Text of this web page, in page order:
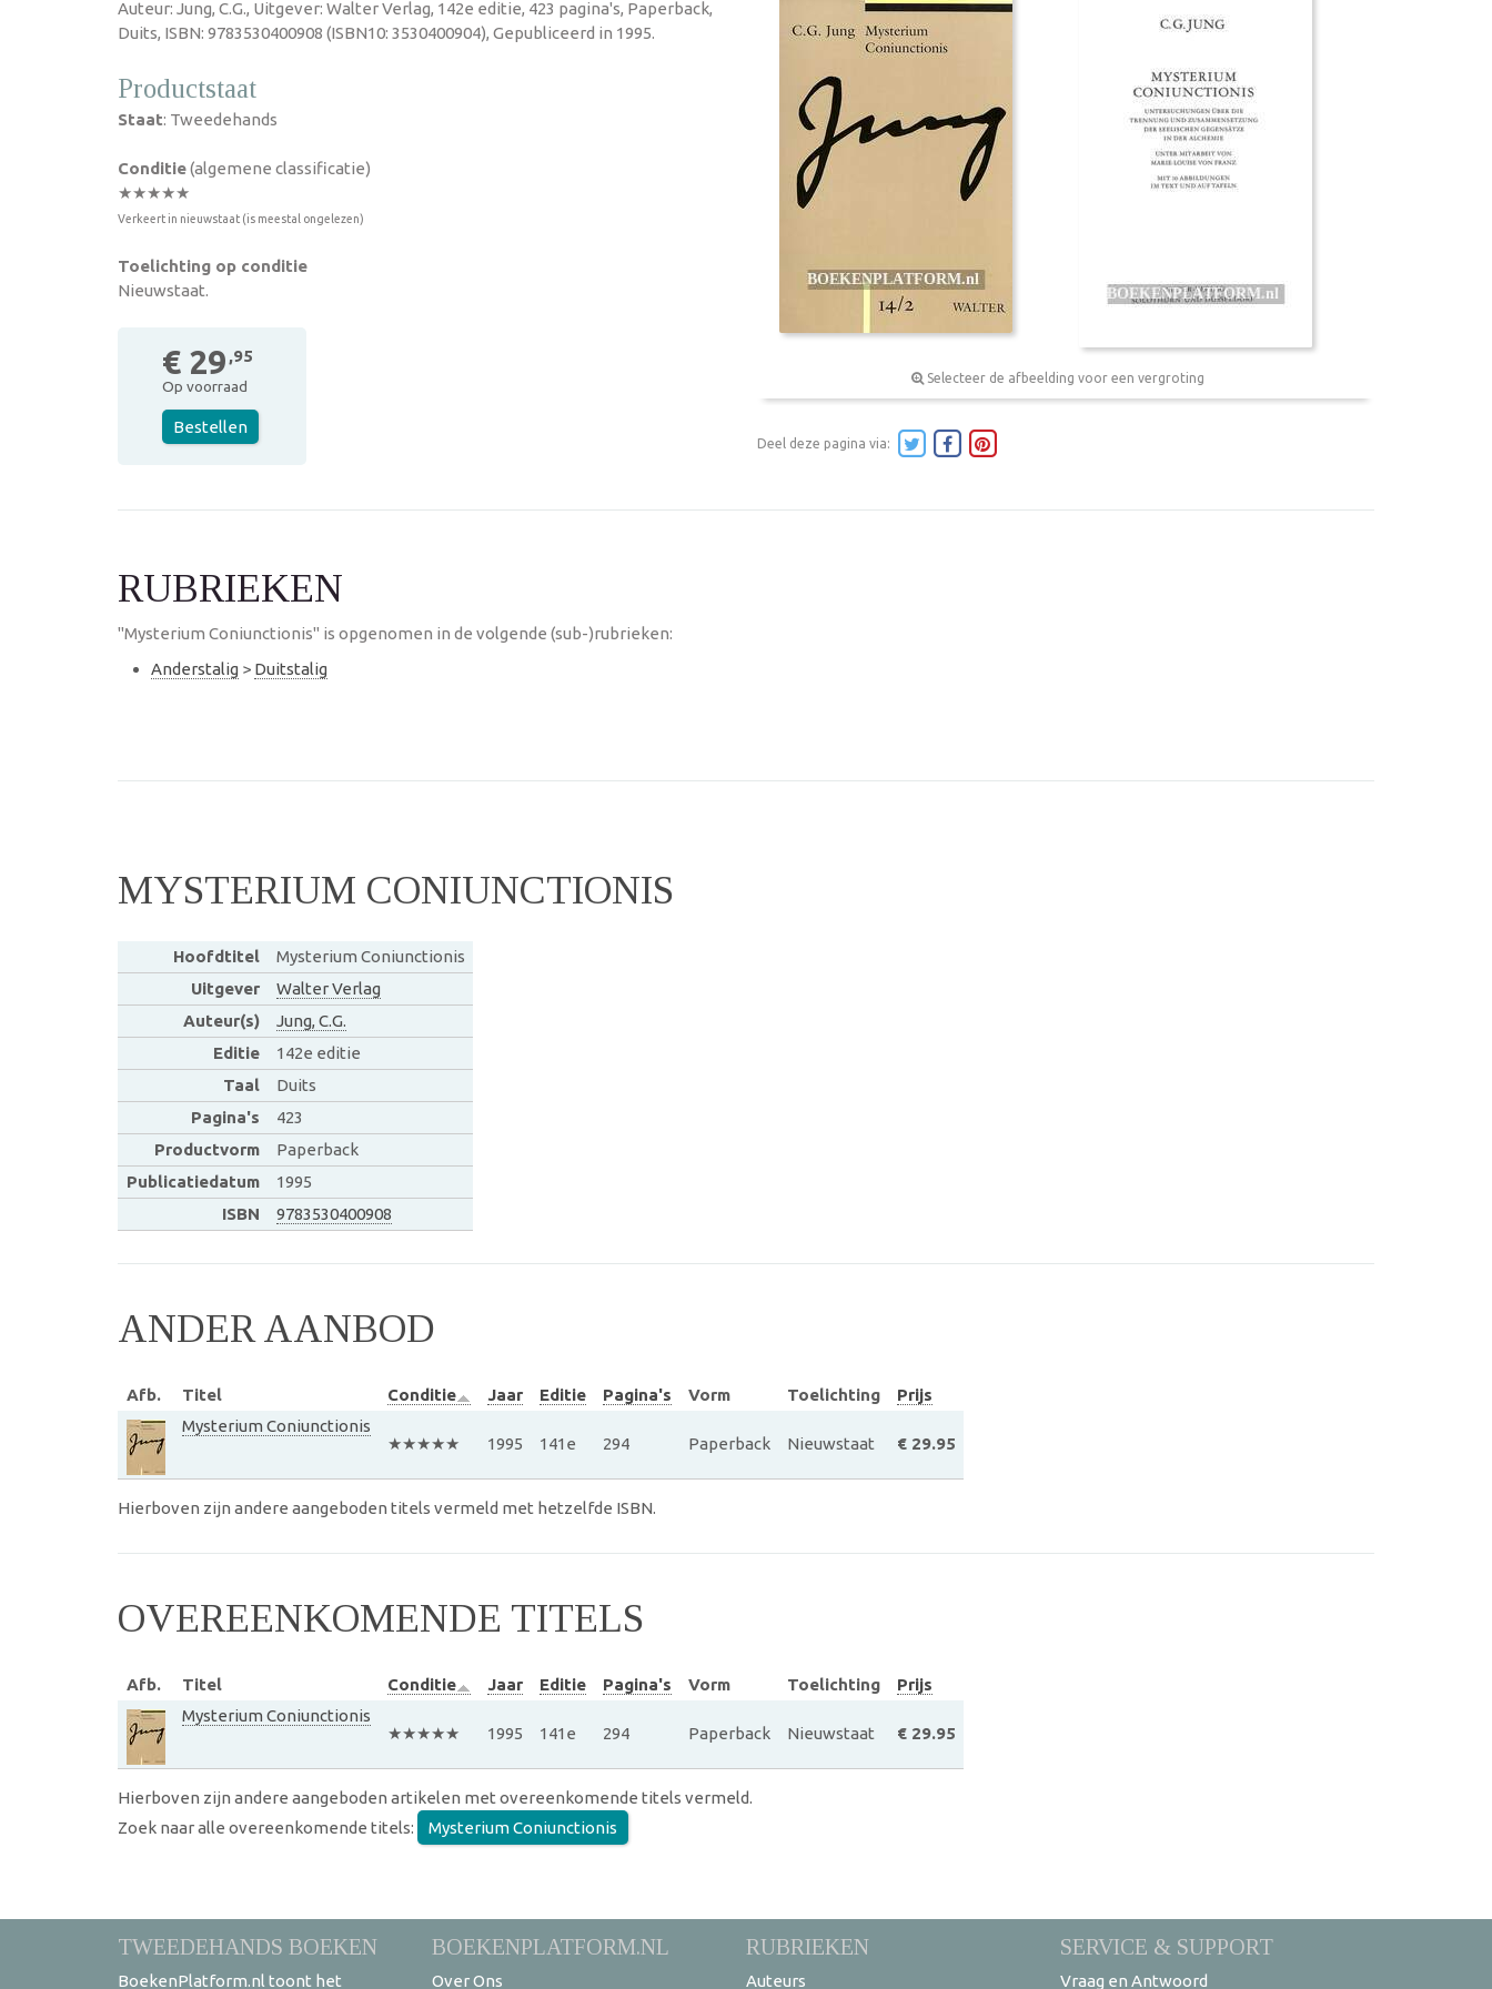
Auteur: Jung, C.G., Uitgever: Walter Verlag, 142e editie, 423 pagina's, Paperback,
Duits, ISBN: 9783530400908 (ISBN10: 3530400904), Gepubliceerd in 1995.
Productstaat
Staat: Tweedehands
Conditie(algemene classificatie)
★★★★★
Verkeert in nieuwstaat (is meestal ongelezen)
Toelichting op conditie
Nieuwstaat.
€ 29 ,95
Op voorraad
Bestellen
Selecteer de afbeelding voor een vergroting
Deel deze pagina via:
RUBRIEKEN
"Mysterium Coniunctionis" is opgenomen in de volgende (sub-)rubrieken:
Anderstalig > Duitstalig
MYSTERIUM CONIUNCTIONIS
Hoofdtitel
Mysterium Coniunctionis
Uitgever
Walter Verlag
Auteur(s)
Jung, C.G.
Editie
142e editie
Taal
Duits
Pagina's
423
Productvorm
Paperback
Publicatiedatum
1995
ISBN
9783530400908
ANDER AANBOD
Afb. Titel Conditie Jaar Editie Pagina's Vorm Toelichting
Prijs
Mysterium Coniunctionis
★★★★★
1995 141e 294 Paperback Nieuwstaat € 29.95
Hierboven zijn andere aangeboden titels vermeld met hetzelfde ISBN.
OVEREENKOMENDE TITELS
Afb. Titel Conditie Jaar Editie Pagina's Vorm Toelichting
Prijs
Mysterium Coniunctionis
★★★★★
1995 141e 294 Paperback Nieuwstaat € 29.95
Hierboven zijn andere aangeboden artikelen met overeenkomende titels vermeld.
Zoek naar alle overeenkomende titels:
Mysterium Coniunctionis
TWEEDEHANDS BOEKEN
BoekenPlatform.nl toont het
BOEKENPLATFORM.NL
Over Ons
RUBRIEKEN
Auteurs
SERVICE & SUPPORT
Vraag en Antwoord